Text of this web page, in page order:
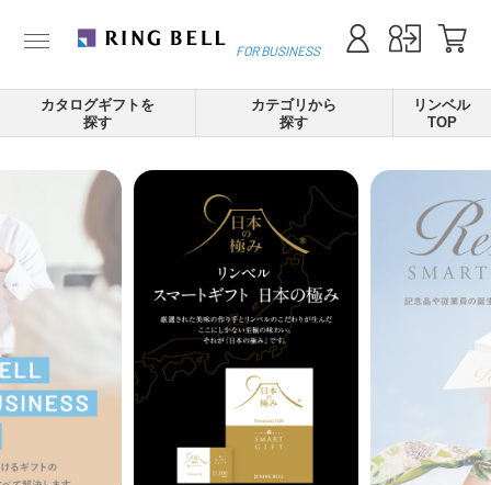
FOR BUSINESS
カタログギフトを
探す
カテゴリから
探す
リンベル
TOP